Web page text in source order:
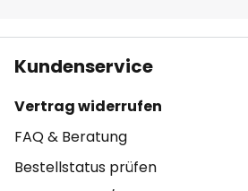
Kundenservice
Vertrag widerrufen
FAQ & Beratung
Bestellstatus prüfen